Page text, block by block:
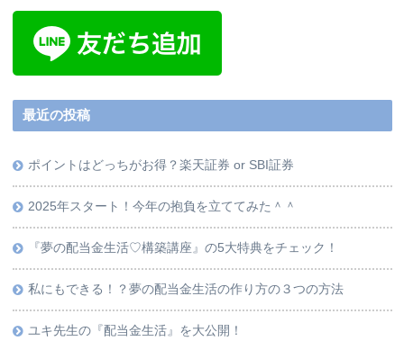
最近の投稿
ポイントはどっちがお得？楽天証券 or SBI証券
2025年スタート！今年の抱負を立ててみた＾＾
『夢の配当金生活♡構築講座』の5大特典をチェック！
私にもできる！？夢の配当金生活の作り方の３つの方法
ユキ先生の『配当金生活』を大公開！